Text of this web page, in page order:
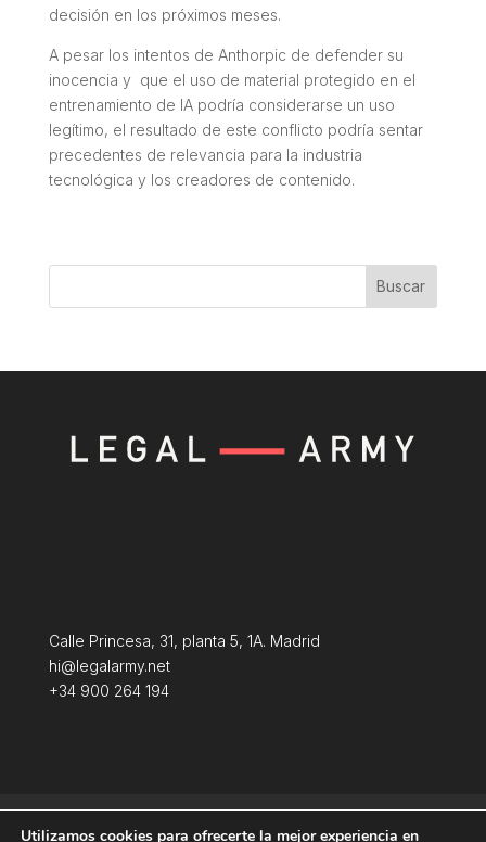
decisión en los próximos meses.
A pesar los intentos de Anthorpic de defender su
inocencia y que el uso de material protegido en el
entrenamiento de IA podría considerarse un uso
legítimo, el resultado de este conflicto podría sentar
precedentes de relevancia para la industria
tecnológica y los creadores de contenido.
Buscar
Calle Princesa, 31, planta 5, 1A. Madrid
hi@legalarmy.net
+34 900 264 194
Utilizamos cookies para ofrecerte la mejor experiencia en